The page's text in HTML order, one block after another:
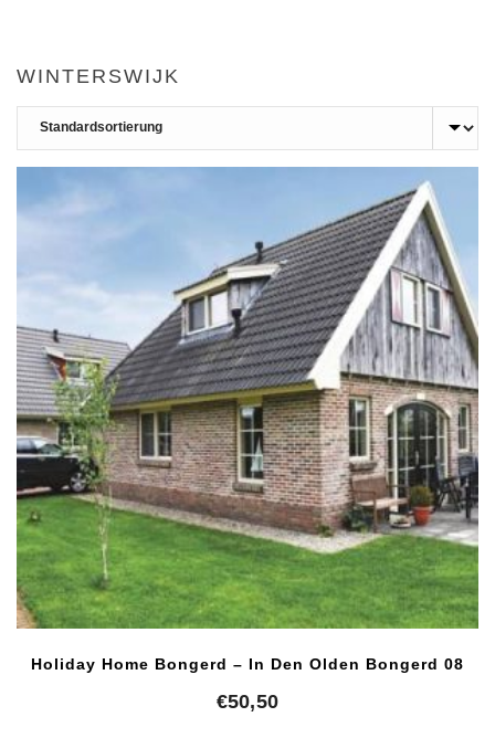
WINTERSWIJK
Holiday Home Bongerd – In Den Olden Bongerd 08
€50,50